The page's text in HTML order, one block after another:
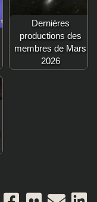
Dernières
productions des
membres de Mars
2026